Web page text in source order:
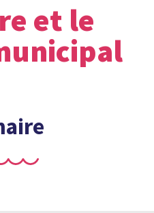
et le